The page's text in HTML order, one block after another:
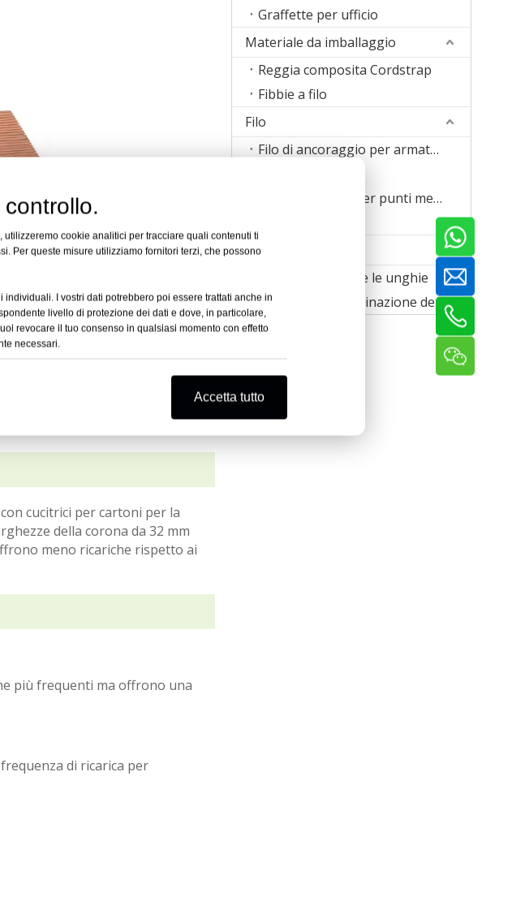
cucitrici per cartoni per la
della corona da 32 mm
meno ricariche rispetto ai
più frequenti ma offrono una
di ricarica per
Graffette per ufficio
Materiale da imballaggio
Reggia composita Cordstrap
Fibbie a filo
Filo
Filo di ancoraggio per armature
Fascia metallica per punti metallici
Macchina
Macchina per fare le unghie
Macchina per laminazione del filo
cookie analitici per tracciare quali contenuti ti
Per queste misure utilizziamo fornitori terzi, che possono
I vostri dati potrebbero poi essere trattati anche in
livello di protezione dei dati e dove, in particolare,
revocare il tuo consenso in qualsiasi momento con effetto
necessari.
Accetta tutto